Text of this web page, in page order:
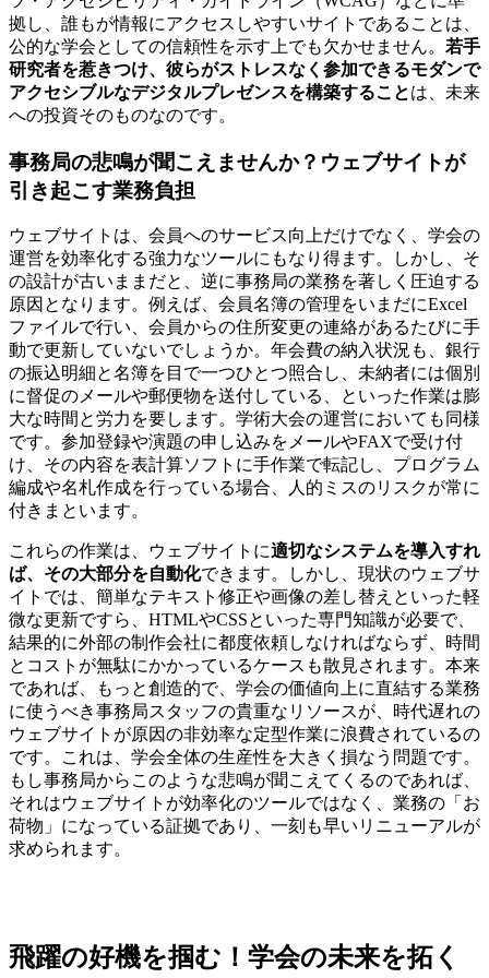
拠し、誰もが情報にアクセスしやすいサイトであることは、
公的な学会としての信頼性を示す上でも欠かせません。 若手
研究者を惹きつけ、彼らがストレスなく参加できるモダンで
アクセシブルなデジタルプレゼンスを構築することは、未来
への投資そのものなのです。
事務局の悲鳴が聞こえませんか？ウェブサイトが
引き起こす業務負担
ウェブサイトは、会員へのサービス向上だけでなく、学会の
運営を効率化する強力なツールにもなり得ます。しかし、そ
の設計が古いままだと、逆に事務局の業務を著しく圧迫する
原因となります。例えば、会員名簿の管理をいまだにExcel
ファイルで行い、会員からの住所変更の連絡があるたびに手
動で更新していないでしょうか。年会費の納入状況も、銀行
の振込明細と名簿を目で一つひとつ照合し、未納者には個別
に督促のメールや郵便物を送付している、といった作業は膨
大な時間と労力を要します。学術大会の運営においても同様
です。参加登録や演題の申し込みをメールやFAXで受け付
け、その内容を表計算ソフトに手作業で転記し、プログラム
編成や名札作成を行っている場合、人的ミスのリスクが常に
付きまといます。
これらの作業は、ウェブサイトに適切なシステムを導入すれ
ば、その大部分を自動化できます。しかし、現状のウェブサ
イトでは、簡単なテキスト修正や画像の差し替えといった軽
微な更新ですら、HTMLやCSSといった専門知識が必要で、
結果的に外部の制作会社に都度依頼しなければならず、時間
とコストが無駄にかかっているケースも散見されます。本来
であれば、もっと創造的で、学会の価値向上に直結する業務
に使うべき事務局スタッフの貴重なリソースが、時代遅れの
ウェブサイトが原因の非効率な定型作業に浪費されているの
です。これは、学会全体の生産性を大きく損なう問題です。
もし事務局からこのような悲鳴が聞こえてくるのであれば、
それはウェブサイトが効率化のツールではなく、業務の「お
荷物」になっている証拠であり、一刻も早いリニューアルが
求められます。
飛躍の好機を掴む！学会の未来を拓く